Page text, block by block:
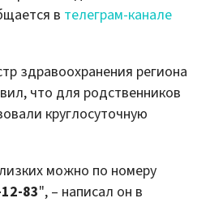
в телеграм-канале
здравоохранения региона
что для родственников
круглосуточную
можно по номеру
83", – написал он в